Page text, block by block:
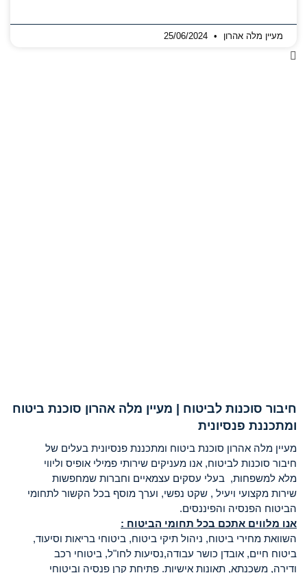
מעיין מלה אהרון
חיבור סוכנות לביטוח | מעיין מלה אהרון סוכנת ביטוח
ומתכננת פנסיונית
מעיין מלה אהרון סוכנת ביטוח ומתכננת פנסיונית בעלים של
חיבור סוכנות לביטוח, אנו מעניקים שירותי פמילי אופיס וליווי
מלא למשפחות, בעלי עסקים עצמאיים וחברות שמחפשות
שירות מקצועי ויעיל , שקט נפשי, וערך מוסף בכל הקשור לתחומי
הביטוח הפנסיה והפיננסים.
אנו מלווים אתכם בכל תחומי הביטוח :
השוואת מחירי ביטוח, ניהול תיקי ביטוח, ביטוחי בריאות וסיעוד,
ביטוח חיים, אובדן כושר עבודה,נסיעות לחו"ל, ביטוחי רכב
ודירה, משכנתא, תאונות אישיות. פתיחת קרן פנסיה וביטוחי